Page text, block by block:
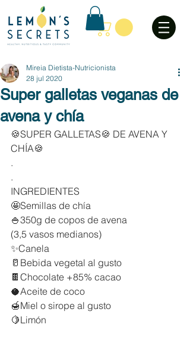
Super galletas veganas de
avena y chía
Mireia Dietista-Nutricionista
28 jul 2020
🍪SUPER GALLETAS🍪 DE AVENA Y
CHÍA🍪
.
.
INGREDIENTES
🤩Semillas de chía
🍚350g de copos de avena
(3,5 vasos medianos)
✨Canela
🥛Bebida vegetal al gusto
🍫Chocolate +85% cacao
🥥Aceite de coco
🍯Miel o sirope al gusto
🍋Limón